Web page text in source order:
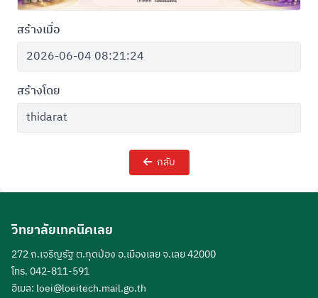
สร้างเมื่อ
สร้างโดย
กลับ
วิทยาลัยเทคนิคเลย
272 ถ.เจริญรัฐ ต.กุดป่อง อ.เมืองเลย จ.เลย 42000
โทร. 042-811-591
อีเมล: loei@loeitech.mail.go.th